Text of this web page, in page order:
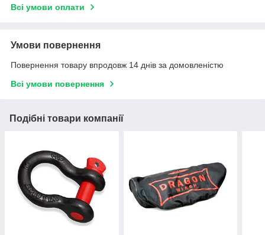
Всі умови оплати
Умови повернення
Повернення товару впродовж 14 днів за домовленістю
Всі умови повернення
Подібні товари компанії